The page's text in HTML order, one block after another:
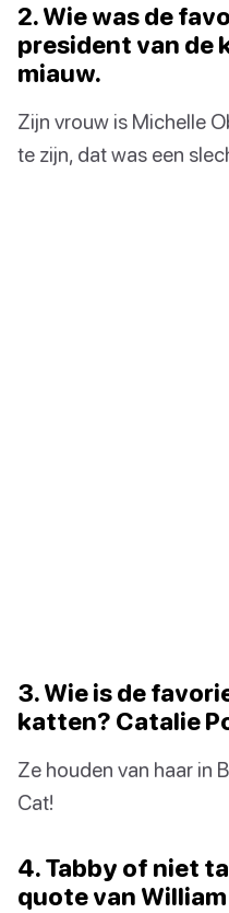
2. Wie was de
president van de
miauw.
Zijn vrouw is Michelle
te zijn, dat was een
3. Wie is de
katten? Catalie
Ze houden van haar in
Cat!
4. Tabby of niet
quote van